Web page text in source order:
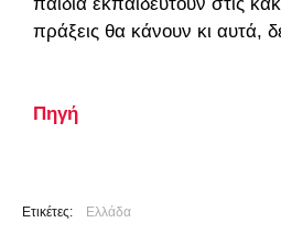
παιδιά εκπαιδευτούν στις
πράξεις θα κάνουν κι αυτά,
Πηγή
Ετικέτες: Ελλάδα